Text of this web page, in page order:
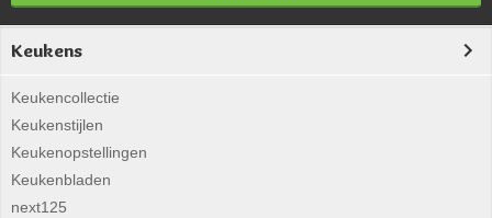
Keukens
Keukencollectie
Keukenstijlen
Keukenopstellingen
Keukenbladen
next125